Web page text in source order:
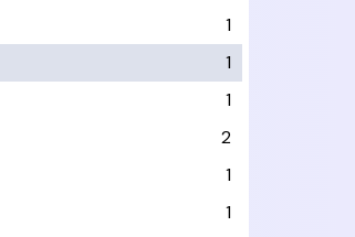
1
1
1
2
1
1